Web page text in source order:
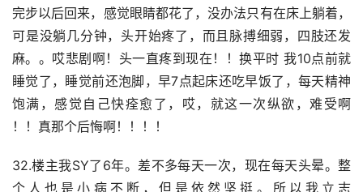
完步以后回来，感觉眼睛都花了，没办法只有在床上躺着，
可是没躺几分钟，头开始疼了，而且脉搏细弱，四肢还发
麻。。哎悲剧啊！头一直疼到现在！！换平时 我10点前就
睡觉了，睡觉前还泡脚，早7点起床还吃早饭了，每天精神
饱满，感觉自己快痊愈了，哎，就这一次纵欲，难受啊
！！真那个后悔啊！！！！
32.楼主我SY了6年。差不多每天一次，现在每天头晕。整
个人也是小病不断，但是依然坚挺。所以我立志